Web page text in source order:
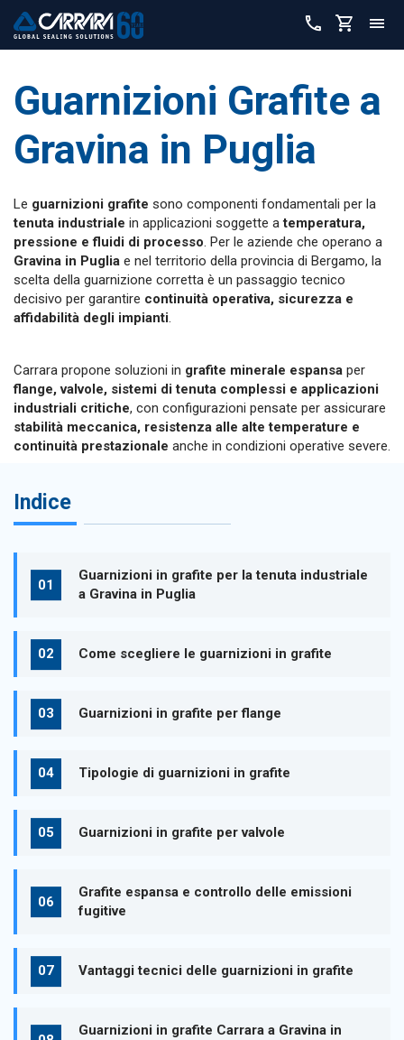
Guarnizioni Grafite a
Gravina in Puglia
Le guarnizioni grafite sono componenti fondamentali per la
tenuta industriale in applicazioni soggette atemperatura,
pressione e fluidi di processo . Per le aziende che operano a
Gravina in Puglia e nel territorio della provincia di Bergamo, la
scelta della guarnizione corretta è un passaggio tecnico
decisivo per garantire continuità operativa, sicurezza e
affidabilità degli impianti
Carrara propone soluzioni in grafite minerale espansa per
flange, valvole, sistemi di tenuta complessi e applicazioni
industriali critiche, con configurazioni pensate per assicurare
stabilità meccanica, resistenza alle alte temperature e
continuità prestazionale anche in condizioni operative severe.
Indice
Guarnizioni in grafite per la tenuta industriale
a Gravina in Puglia
Come scegliere le guarnizioni in grafite
Guarnizioni in grafite per flange
Tipologie di guarnizioni in grafite
Guarnizioni in grafite per valvole
Grafite espansa e controllo delle emissioni
fugitive
Vantaggi tecnici delle guarnizioni in grafite
Guarnizioni in grafite Carrara a Gravina in